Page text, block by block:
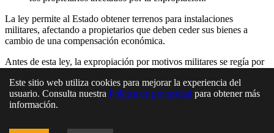
La ley permite al Estado obtener terrenos para instalaciones
militares, afectando a propietarios que deben ceder sus bienes a
cambio de una compensación económica.
Antes de esta ley, la expropiación por motivos militares se regía por
jurídica y posibles abusos.
Las controversias pueden surgir en torno a la valoración de los
pudiendo generar conflictos entre el Estado y los propietarios
Este sitio web utiliza cookies para mejorar la experiencia del
usuario. Consulta nuestra Política de privacidad para obtener más
información.